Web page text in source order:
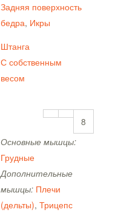
Задняя поверхность
бедра, Икры
Штанга
С собственным
весом
8
Основные мышцы:
Грудные
Дополнительные
мышцы: Плечи
(дельты),Трицепс